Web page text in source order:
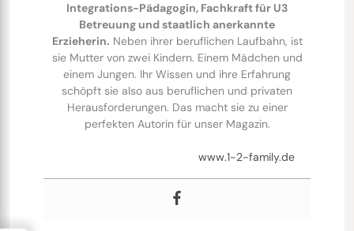
Integrations-Pädagogin, Fachkraft für U3
Betreuung und staatlich anerkannte
Erzieherin. Neben ihrer beruflichen Laufbahn, ist
sie Mutter von zwei Kindern. Einem Mädchen und
einem Jungen. Ihr Wissen und ihre Erfahrung
schöpft sie also aus beruflichen und privaten
Herausforderungen. Das macht sie zu einer
perfekten Autorin für unser Magazin.
www.1-2-family.de